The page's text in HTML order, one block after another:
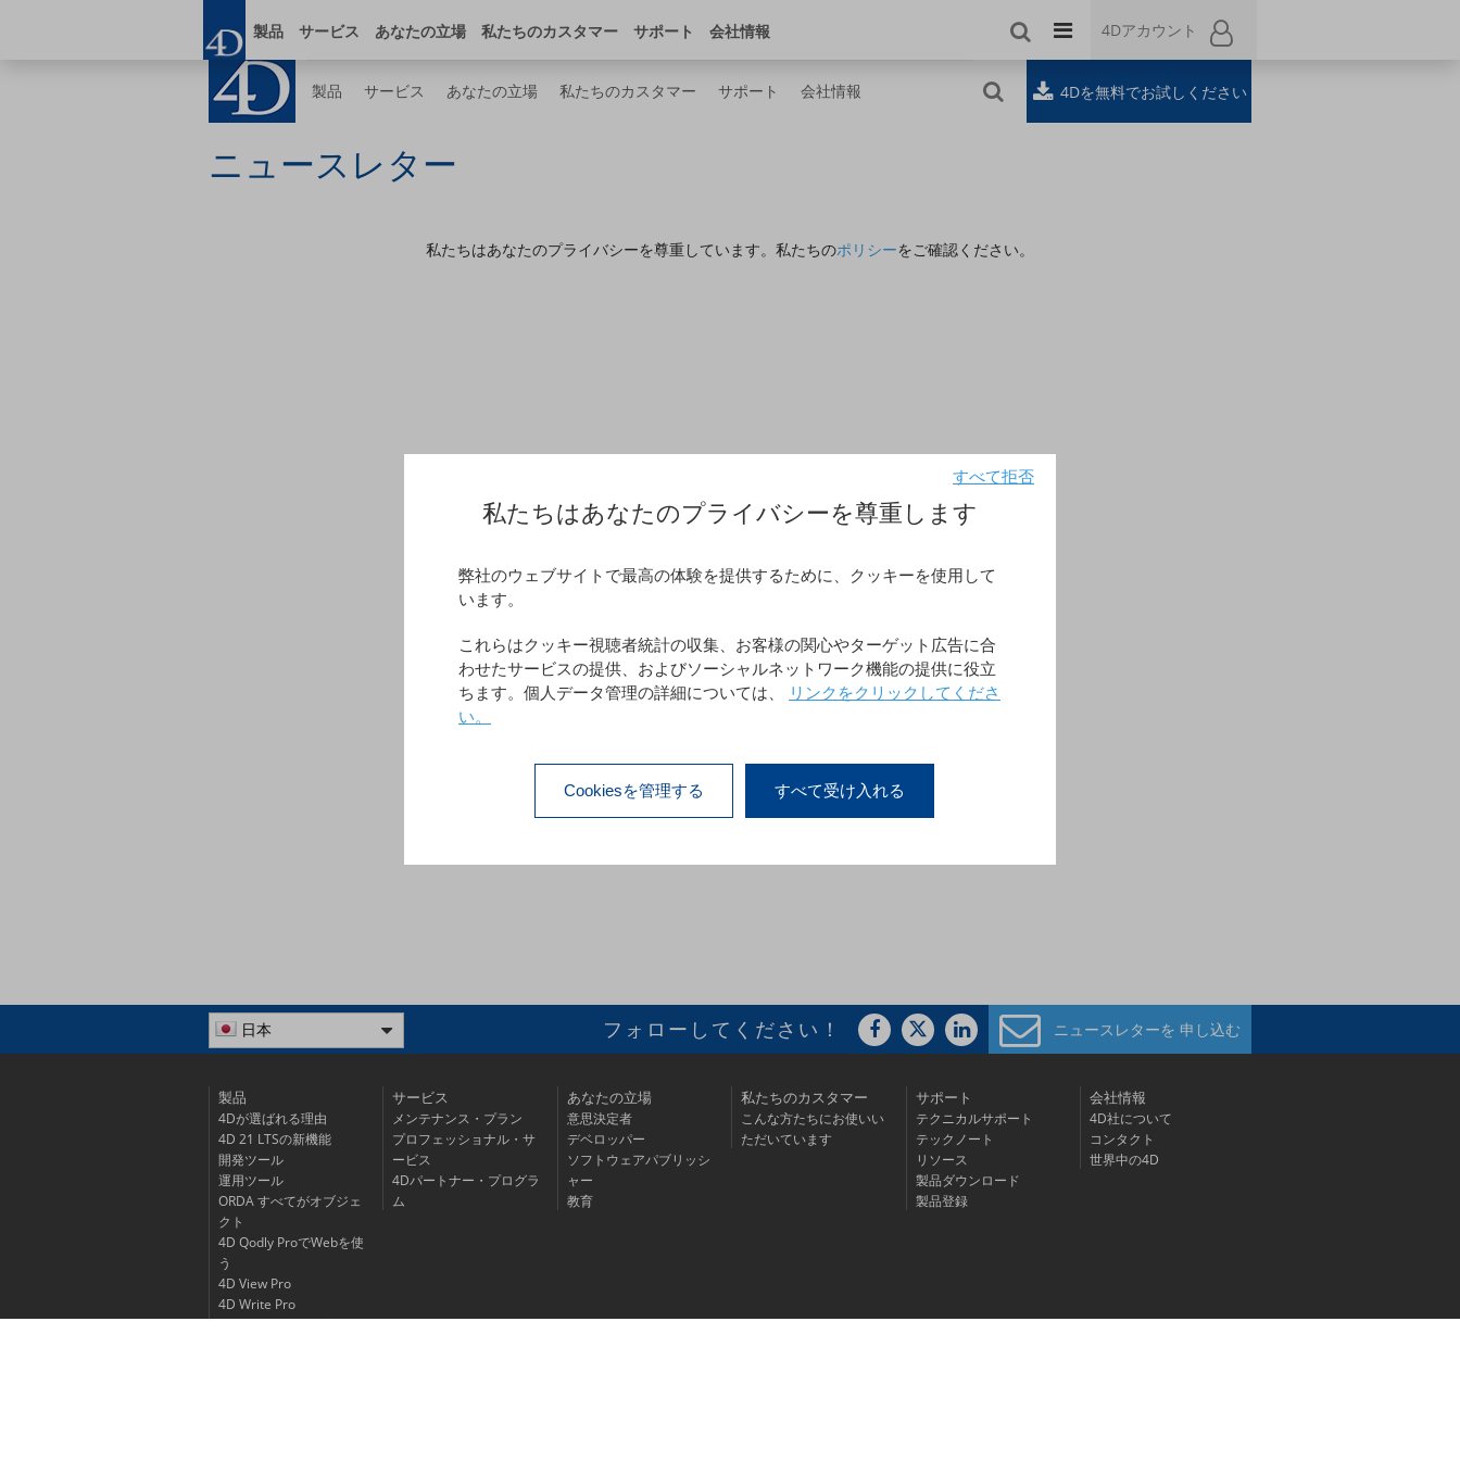
製品 サービス あなたの立場 私たちのカスタマー サポート 会社情報 4Dアカウント
ブログ オンラインストア デベロッパー・センター 4Dアカウント
製品 サービス あなたの立場 私たちのカスタマー サポート 会社情報 4Dを無料でお試しください
ニュースレター
私たちはあなたのプライバシーを尊重しています。私たちのポリシーをご確認ください。
日本 ニュースレターを 申し込む
フォローしてください！
製品
4Dが選ばれる理由
4D 21 LTSの新機能
開発ツール
運用ツール
ORDA すべてがオブジェ
クト
4D Qodly ProでWebを使
う
4D View Pro
4D Write Pro
4Dでモバイルアプリを開
サービス
メンテナンス・プラン
プロフェッショナル・サ
ービス
4Dパートナー・プログラ
ム
あなたの立場
意思決定者
デベロッパー
ソフトウェアパブリッシ
ャー
教育
私たちのカスタマー
こんな方たちにお使いい
ただいています
サポート
テクニカルサポート
テックノート
リソース
製品ダウンロード
製品登録
会社情報
4D社について
コンタクト
世界中の4D
私たちはあなたのプライバシーを尊重します
弊社のウェブサイトで最高の体験を提供するために、クッキーを使用して
います。
これらはクッキー視聴者統計の収集、お客様の関心やターゲット広告に合
わせたサービスの提供、およびソーシャルネットワーク機能の提供に役立
ちます。個人データ管理の詳細については、
リンクをクリックしてくださ
い。
Cookiesを管理する すべて受け入れる
すべて拒否